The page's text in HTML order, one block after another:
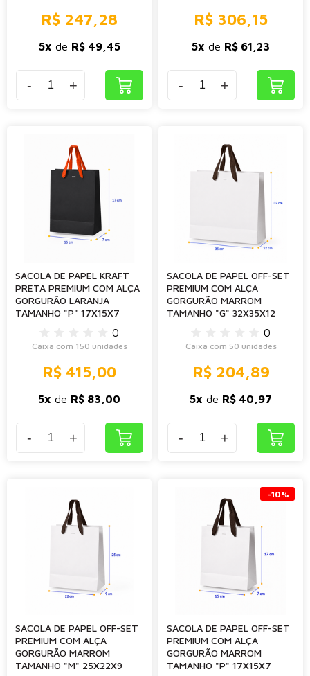
R$ 247,28
5x de R$ 49,45
- +
R$ 306,15
5x de R$ 61,23
- +
SACOLA DE PAPEL KRAFT
PRETA PREMIUM COM ALÇA
GORGURÃO LARANJA
TAMANHO "P" 17X15X7
0
Caixa com 150 unidades
R$ 415,00
5x de R$ 83,00
- +
SACOLA DE PAPEL OFF-SET
PREMIUM COM ALÇA
GORGURÃO MARROM
TAMANHO "G" 32X35X12
0
Caixa com 50 unidades
R$ 204,89
5x de R$ 40,97
- +
SACOLA DE PAPEL OFF-SET
PREMIUM COM ALÇA
GORGURÃO MARROM
TAMANHO "M" 25X22X9
-10%
SACOLA DE PAPEL OFF-SET
PREMIUM COM ALÇA
GORGURÃO MARROM
TAMANHO "P" 17X15X7